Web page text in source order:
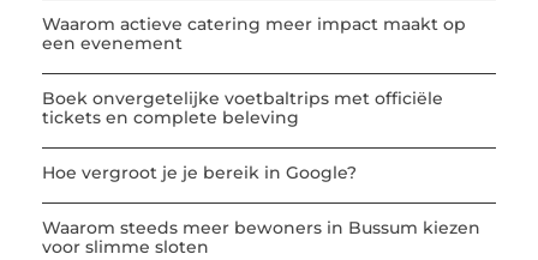
Waarom actieve catering meer impact maakt op
een evenement
Boek onvergetelijke voetbaltrips met officiële
tickets en complete beleving
Hoe vergroot je je bereik in Google?
Waarom steeds meer bewoners in Bussum kiezen
voor slimme sloten